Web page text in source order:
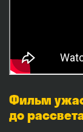
Фильм
до